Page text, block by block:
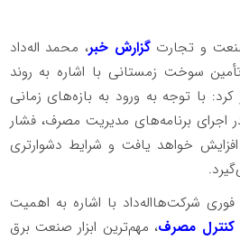
صنعت و تجارتگزارش خبر، محمد اله‌داد
سوخت زمستانی با اشاره به روند
با توجه به ورود به بازه‌های زمانی
برنامه‌های مدیریت مصرف، فشار
خواهد یافت و شرایط دشوارتری
شرکت‌هااله‌داد با اشاره به اهمیت
کنترل مصرف، مهم‌ترین ابزار صنعت برق